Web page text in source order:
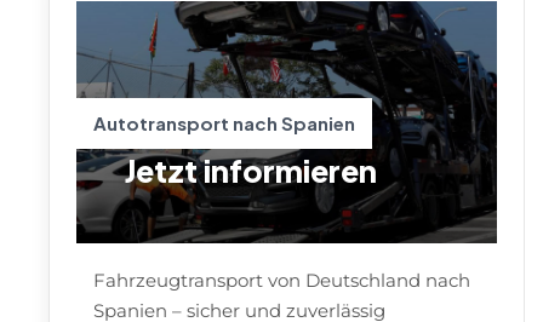
Autotransport nach Spanien
Jetzt informieren
Fahrzeugtransport von Deutschland nach
Spanien – sicher und zuverlässig